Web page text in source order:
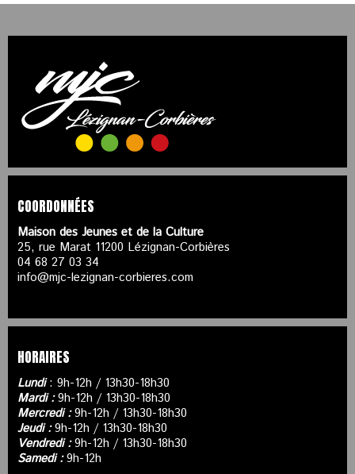
COORDONNÉES
Maison des Jeunes et de la Culture
25, rue Marat 11200 Lézignan-Corbières
04 68 27 03 34
info@mjc-lezignan-corbieres.com
HORAIRES
Lundi: 9h-12h / 13h30-18h30
Mardi :9h-12h / 13h30-18h30
Mercredi :9h-12h / 13h30-18h30
Jeudi :9h-12h / 13h30-18h30
Vendredi :9h-12h / 13h30-18h30
Samedi :9h-12h